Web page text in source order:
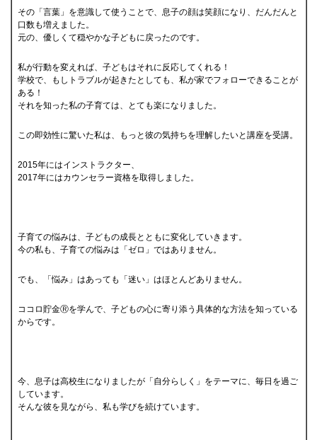
その「言葉」を意識して使うことで、息子の顔は笑顔になり、だんだんと
口数も増えました。
元の、優しくて穏やかな子どもに戻ったのです。
私が行動を変えれば、子どもはそれに反応してくれる！
学校で、もしトラブルが起きたとしても、私が家でフォローできることが
ある！
それを知った私の子育ては、とても楽になりました。
この即効性に驚いた私は、もっと彼の気持ちを理解したいと講座を受講。
2015年にはインストラクター、
2017年にはカウンセラー資格を取得しました。
子育ての悩みは、子どもの成長とともに変化していきます。
今の私も、子育ての悩みは「ゼロ」ではありません。
でも、「悩み」はあっても「迷い」はほとんどありません。
ココロ貯金Ⓡを学んで、子どもの心に寄り添う具体的な方法を知っている
からです。
今、息子は高校生になりましたが「自分らしく」をテーマに、毎日を過ご
しています。
そんな彼を見ながら、私も学びを続けています。